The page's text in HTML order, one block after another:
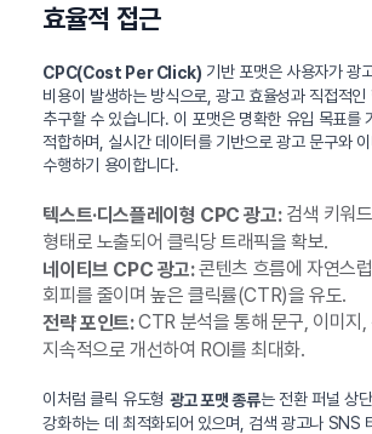
효율적 접근
CPC(Cost Per Click) 기반 포맷은 사용자가 광
비용이 발생하는 방식으로, 광고 효율성과 직접적인
추구할 수 있습니다. 이 포맷은 명확한 유입 목표를
적합하며, 실시간 데이터를 기반으로 광고 문구와
수행하기 용이합니다.
텍스트·디스플레이형 CPC 광고:검색 키워
형태로 노출되어 클릭당 트래픽을 확보.
네이티브 CPC 광고:콘텐츠 흐름에 자연스
회피를 줄이며 높은 클릭률(CTR)을 유도.
전략 포인트:CTR 분석을 통해 문구, 이미지,
지속적으로 개선하여 ROI를 최대화.
이처럼 클릭 유도형 광고 포맷 종류는 전환 퍼널 상
강화하는 데 최적화되어 있으며, 검색 광고나 SNS